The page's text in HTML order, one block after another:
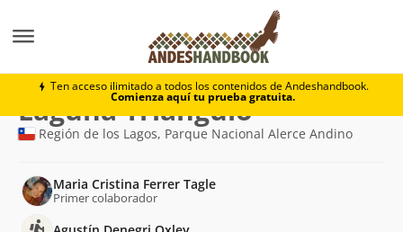
Ten acceso ilimitado a todos los contenidos de Andeshandbook.
Comienza aquí tu prueba gratuita.
Laguna Triángulo
Ruta
de
trekking
Laguna Triángulo
Región de los Lagos, Parque Nacional Alerce Andino
Maria Cristina Ferrer Tagle
Primer colaborador